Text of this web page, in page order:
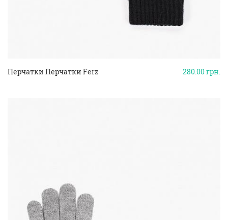
280.00грн.
Перчатки Перчатки Ferz